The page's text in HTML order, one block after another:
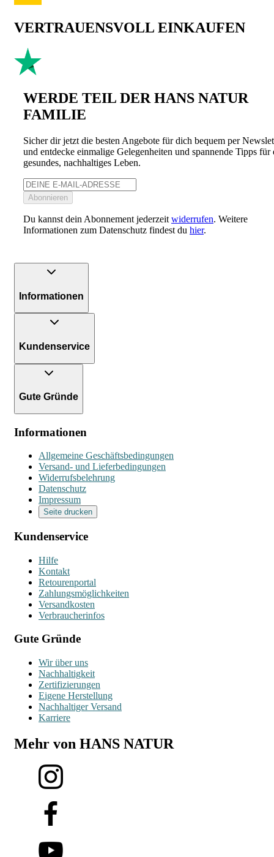
VERTRAUENSVOLL EINKAUFEN
WERDE TEIL DER HANS NATUR
FAMILIE
Sicher dir jetzt die besten Angebote für dich bequem per
und entdecke einmalige Gelegenheiten und spannende Tipps für
gesundes, nachhaltiges Leben.
Abonnieren
Du kannst dein Abonnement jederzeit widerrufen. Weitere
Informationen zum Datenschutz findest du hier.
Informationen
Kundenservice
Gute Gründe
Informationen
Allgemeine Geschäftsbedingungen
Versand- und Lieferbedingungen
Widerrufsbelehrung
Datenschutz
Impressum
Seite drucken
Kundenservice
Hilfe
Kontakt
Retourenportal
Zahlungsmöglichkeiten
Versandkosten
Verbraucherinfos
Gute Gründe
Wir über uns
Nachhaltigkeit
Zertifizierungen
Eigene Herstellung
Nachhaltiger Versand
Karriere
Mehr von HANS NATUR